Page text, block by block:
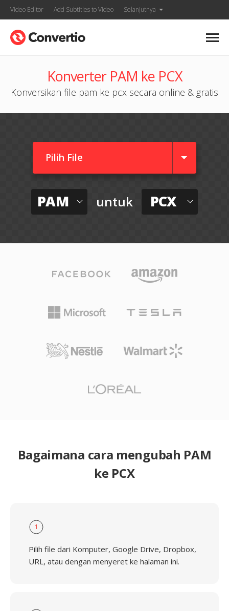
Video Editor Add Subtitles to Video Selanjutnya
Konverter PAM ke PCX
Konversikan file pam ke pcx secara online & gratis
Pilih File
PAM untuk PCX
Bagaimana cara mengubah PAM
ke PCX
1
Pilih file dari Komputer, Google Drive, Dropbox,
URL, atau dengan menyeret ke halaman ini.